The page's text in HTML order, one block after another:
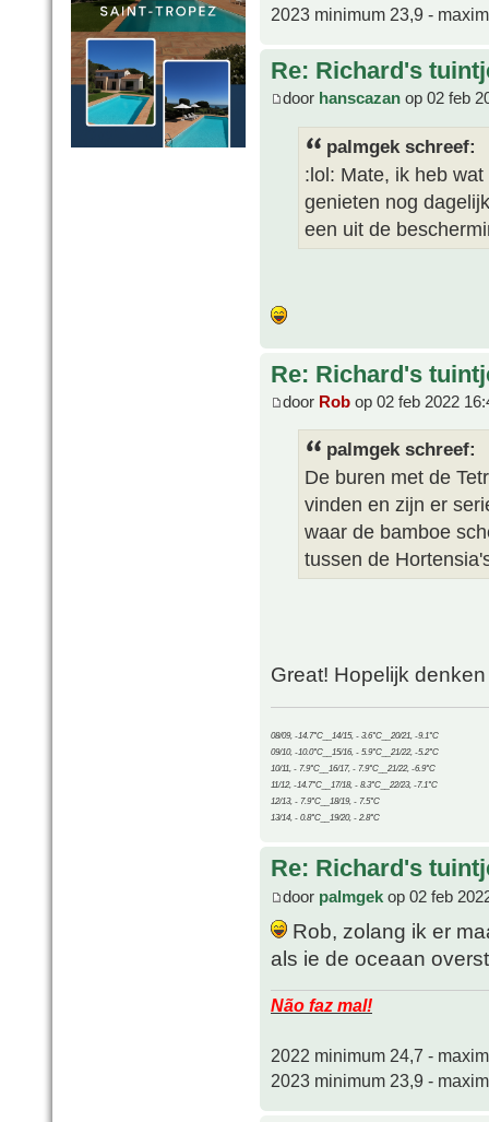
2023 minimum 23,9 -
Re: Richard's
door hanscazan op 02 feb
palmgek schreef:
:lol: Mate, ik heb
genieten nog
een uit de
Re: Richard's
door Rob op 02 feb 2022
palmgek schreef:
De buren met de
vinden en zijn er
waar de bamboe
tussen de
Great! Hopelijk
08/09, -14.7°C__14/15, - 3.6°C__20/21, -9.1°C
09/10, -10.0°C__15/16, - 5.9°C__21/22, -5.2°C
10/11, - 7.9°C__16/17, - 7.9°C__21/22, -6.9°C
11/12, -14.7°C__17/18, - 8.3°C__22/23, -7.1°C
12/13, - 7.9°C__18/19, - 7.5°C
13/14, - 0.8°C__19/20, - 2.8°C
Re: Richard's
door palmgek op 02 feb
Rob, zolang ik er
als ie de oceaan
Não faz mal!
2022 minimum 24,7 -
2023 minimum 23,9 -